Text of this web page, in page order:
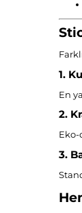
1.
En
2.
Eko-
3.